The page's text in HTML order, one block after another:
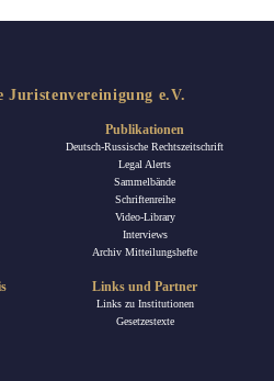
Juristenvereinigung e.V.
Publikationen
Deutsch-Russische Rechtszeitschrift
Legal Alerts
Sammelbände
Schriftenreihe
Video-Library
Interviews
Archiv Mitteilungshefte
Links und Partner
Links zu Institutionen
Gesetzestexte